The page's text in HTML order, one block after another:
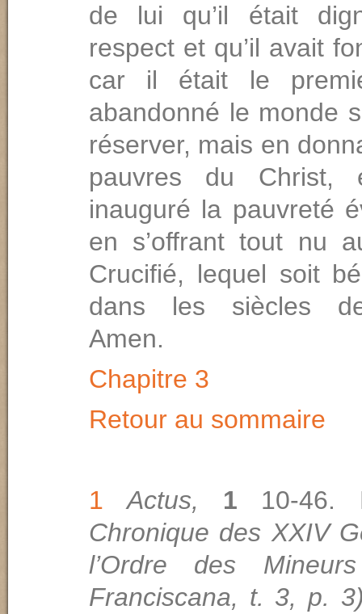
de lui qu’il était
respect et qu’il avait
car il était le
abandonné le monde
réserver, mais en
pauvres du
inauguré la pauvreté
en s’offrant tout nu
Crucifié, lequel soit
dans les siècles
Amen.
Chapitre 3
Retour au sommaire
1 Actus, 1 10-46.
Chronique des XXIV
l’Ordre des
Franciscana, t. 3, p.